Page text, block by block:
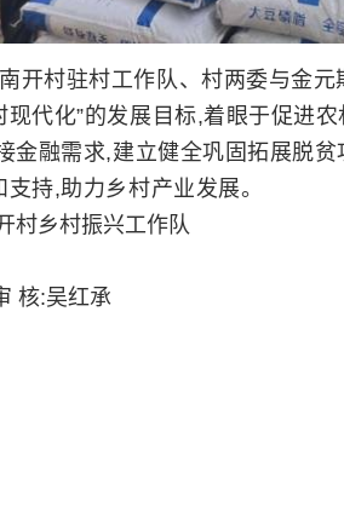
开村驻村工作队、村两委与金
现代化”的发展目标,着眼于促进
金融需求,建立健全巩固拓展脱
持,助力乡村产业发展。
村乡村振兴工作队
核:吴红承